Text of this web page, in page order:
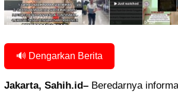
🔊 Dengarkan Berita
Jakarta, Sahih.id– Beredarnya